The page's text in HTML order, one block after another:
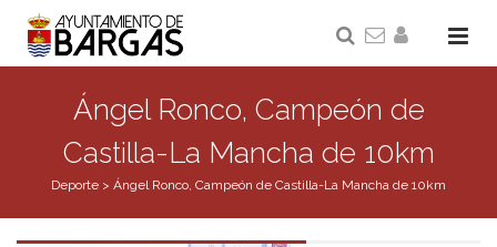
Ángel Ronco, Campeón de
Castilla-La Mancha de 10km
Deporte > Ángel Ronco, Campeón de Castilla-La Mancha de 10km